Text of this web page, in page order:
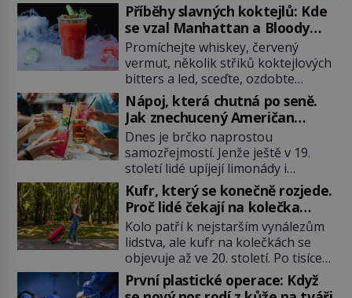
Příběhy slavných koktejlů: Kde
se vzal Manhattan a Bloody
Mary?
Promíchejte whiskey, červený
vermut, několik střiků koktejlových
bitters a led, sceďte, ozdobte
koktejlovou třešinkou a tadá…
Manhattan je tu! A pokud to má být
skutečně on, dejte si pozor, ať
místo klasické americké rye
whiskey či klidně bourbonu
nepoužijete skotskou whisku. Co
se stane? Inu, koktejl bude stále
skvělý, ale už to nebude
Manhattan ale […]
Nápoj, která chutná po seně.
Jak znechucený Američan
vymyslel brčko
Dnes je brčko naprostou
samozřejmostí. Jenže ještě v 19.
století lidé upíjejí limonády i
koktejly dutými stébly žita nebo
žitné slámy. Fungují sice dobře,
mají ale jednu nepříjemnou
vlastnost po chvíli se rozmáčejí a
nápoji dodávají travnatou příchuť.
Právě tahle drobná nepříjemnost
přivede amerického výrobce
cigaretových náustků k nápadu,
Kufr, který se konečně rozjede.
Proč lidé čekají na kolečka
téměř pět tisíc let?
Kolo patří k nejstarším vynálezům
lidstva, ale kufr na kolečkách se
objevuje až ve 20. století. Po tisíce
let lidé vláčejí těžká zavazadla v
rukou, na zádech nebo je nakládají
První plastické operace: Když